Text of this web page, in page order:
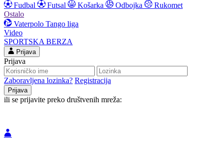
Fudbal
Futsal Košarka Odbojka
Rukomet
Ostalo
Vaterpolo Tango liga
Video
SPORTSKA BERZA
Prijava
Prijava
Zaboravljena lozinka? Registracija
ili se prijavite preko društvenih mreža: